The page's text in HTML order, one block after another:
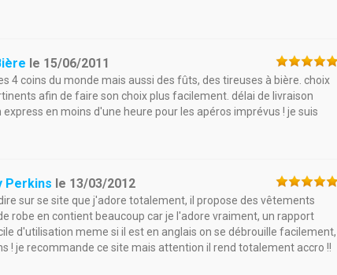
le 15/06/2011
4 coins du monde mais aussi des fûts, des tireuses à bière. choix
afin de faire son choix plus facilement. délai de livraison
en moins d'une heure pour les apéros imprévus ! je suis
Perkins le 13/03/2012
sur se site que j'adore totalement, il propose des vêtements
robe en contient beaucoup car je l'adore vraiment, un rapport
d'utilisation meme si il est en anglais on se débrouille facilement,
! je recommande ce site mais attention il rend totalement accro !!